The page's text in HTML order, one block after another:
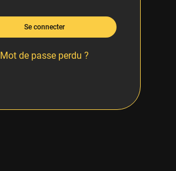
Se connecter
Mot de passe perdu ?